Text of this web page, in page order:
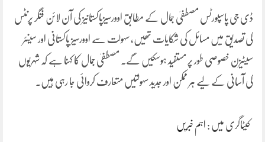
ڈی جی پاسپورٹس مصطفیٰ جمال کے مطابق اوورسیزپاکستانیز کی آن لائن فنگر پرنٹس
کی تصدیق میں مسائل کی شکایات تھیں، سہولت سے اوورسیز پاکستانی اور سینئر
سیٹیزن خصوصی طور پر مستفید ہوسکیں گے۔ مصطفیٰ جمال کا کہنا ہے کہ شہریوں
کی آسانی کے لیے ہر ممکن اور جدید سہولتیں متعارف کروائی جا رہی ہیں۔
کیٹاگری میں : اہم خبریں